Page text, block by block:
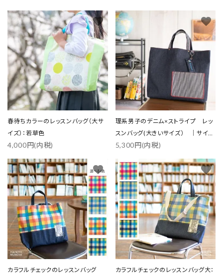
春待ちカラーのレッスンバッグ（大サ
イズ）：若草色
4,000円(内税)
favorite
理系男子のデニム×ストライプ レッ
スンバッグ(大きいサイズ） ｜サイズ
変更対応
5,300円(内税)
favorite
カラフルチェックのレッスンバッグ
favorite
カラフルチェックのレッスンバッグ大：
favorite